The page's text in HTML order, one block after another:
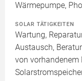
Wärmepumpe,
SOLAR TÄTIGKEITEN
Wartung,
Austausch,
von vorhandenem